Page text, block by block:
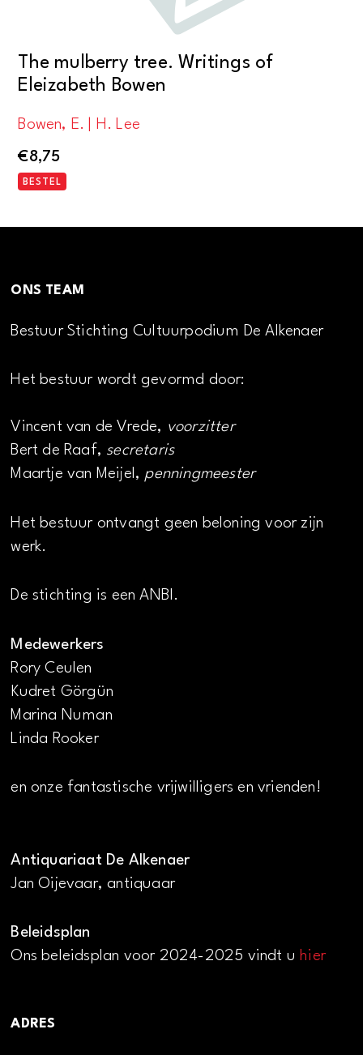
The mulberry tree. Writings of
Eleizabeth Bowen
Bowen, E. | H. Lee
€8,75
BESTEL
ONS TEAM
Bestuur Stichting Cultuurpodium De Alkenaer
Het bestuur wordt gevormd door:
Vincent van de Vrede, voorzitter
Bert de Raaf, secretaris
Maartje van Meijel, penningmeester
Het bestuur ontvangt geen beloning voor zijn
werk.
De stichting is een ANBI.
Medewerkers
Rory Ceulen
Kudret Görgün
Marina Numan
Linda Rooker
en onze fantastische vrijwilligers en vrienden!
Antiquariaat De Alkenaer
Jan Oijevaar, antiquaar
Beleidsplan
Ons beleidsplan voor 2024-2025 vindt uhier
ADRES